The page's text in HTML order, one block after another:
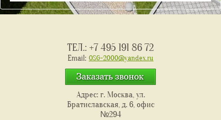
ТЕЛ.: +7 495 191 86 72
Email: OSG-2000@yandex.ru
Кнопка
Адрес: г. Москва, ул.
Братиславская, д. 6, офис
№294